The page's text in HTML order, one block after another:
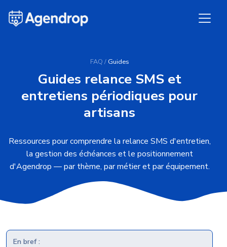
FAQ /Guides
Guides relance SMS et
entretiens périodiques pour
artisans
Ressources pour comprendre la relance SMS d'entretien,
la gestion des échéances et le positionnement
d'Agendrop — par thème, par métier et par équipement.
En bref :